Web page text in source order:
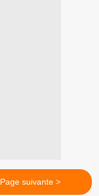
Page suivante >